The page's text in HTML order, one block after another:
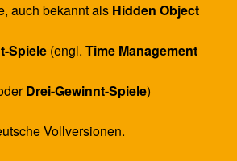
auch bekannt als Hidden Object
Spiele(engl. Time Management
Drei-Gewinnt-Spiele)
Vollversionen.